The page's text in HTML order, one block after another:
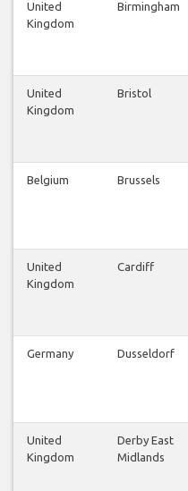
United
Kingdom
Birmingham
United
Kingdom
Bristol
Belgium Brussels
United
Kingdom
Cardiff
Germany Dusseldorf
United
Kingdom
Derby East
Midlands